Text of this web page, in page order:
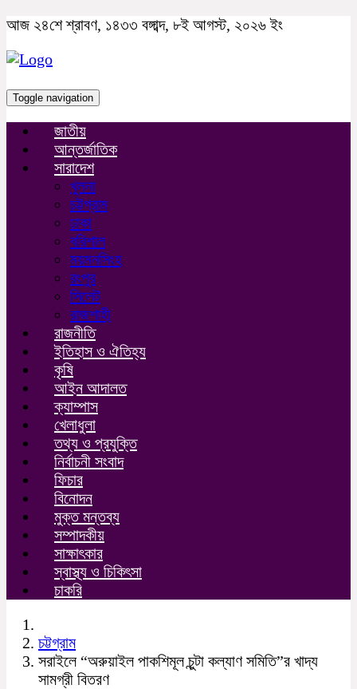
আজ ২৪শে শ্রাবণ, ১৪৩৩ বঙ্গাব্দ, ৮ই আগস্ট, ২০২৬ ইং
Toggle navigation
জাতীয়
আন্তর্জাতিক
সারাদেশ
খুলনা
চট্টগ্রাম
ঢাকা
বরিশাল
ময়মনসিংহ
রংপুর
সিলেট
রাজশাহী
রাজনীতি
ইতিহাস ও ঐতিহ্য
কৃষি
আইন আদালত
ক্যাম্পাস
খেলাধুলা
তথ্য ও প্রযুক্তি
নির্বাচনী সংবাদ
ফিচার
বিনোদন
মুক্ত মন্তব্য
সম্পাদকীয়
সাক্ষাৎকার
স্বাস্থ্য ও চিকিৎসা
চাকরি
চট্টগ্রাম
সরাইলে “অরুয়াইল পাকশিমূল চুন্টা কল্যাণ সমিতি”র খাদ্য
সামগ্রী বিতরণ